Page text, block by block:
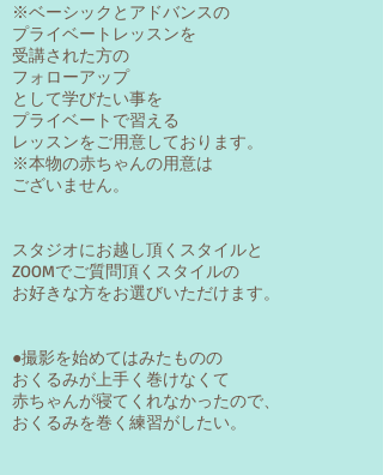
※ベーシックとアドバンスの​
プライベートレッスンを
受講された方の
フォローアップ
として学びたい事を
プライベートで習える
レッスンをご用意しております。
※本物の赤ちゃんの用意は
ございません。
スタジオにお越し頂くスタイルと
ZOOMでご質問頂くスタイルの
​お好きな方をお選びいただけます。
●撮影を始めてはみたものの
おくるみが上手く巻けなくて
赤ちゃんが寝てくれなかったので、
おくるみを巻く練習がしたい。